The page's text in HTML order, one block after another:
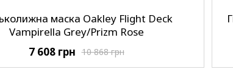
маска Oakley Flight Deck
Vampirella Grey/Prizm Rose
10 868 грн
7 608 грн